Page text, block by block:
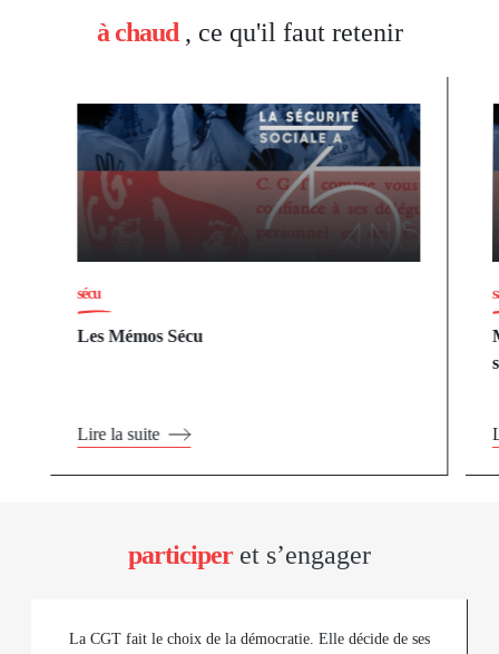
à chaud, ce qu'il faut retenir
sécu
Les Mémos Sécu
Lire la suite
participeret s’engager
La CGT fait le choix de la démocratie. Elle décide de ses